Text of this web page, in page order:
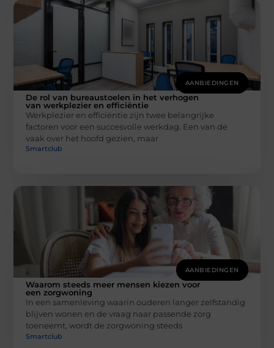
AANBIEDINGEN
De rol van bureaustoelen in het verhogen
van werkplezier en efficiëntie
Werkplezier en efficiëntie zijn twee belangrijke
factoren voor een succesvolle werkdag. Een van de
vaak over het hoofd gezien, maar
Smartclub
AANBIEDINGEN
Waarom steeds meer mensen kiezen voor
een zorgwoning
In een samenleving waarin ouderen langer zelfstandig
blijven wonen en de vraag naar passende zorg
toeneemt, wordt de zorgwoning steeds
Smartclub